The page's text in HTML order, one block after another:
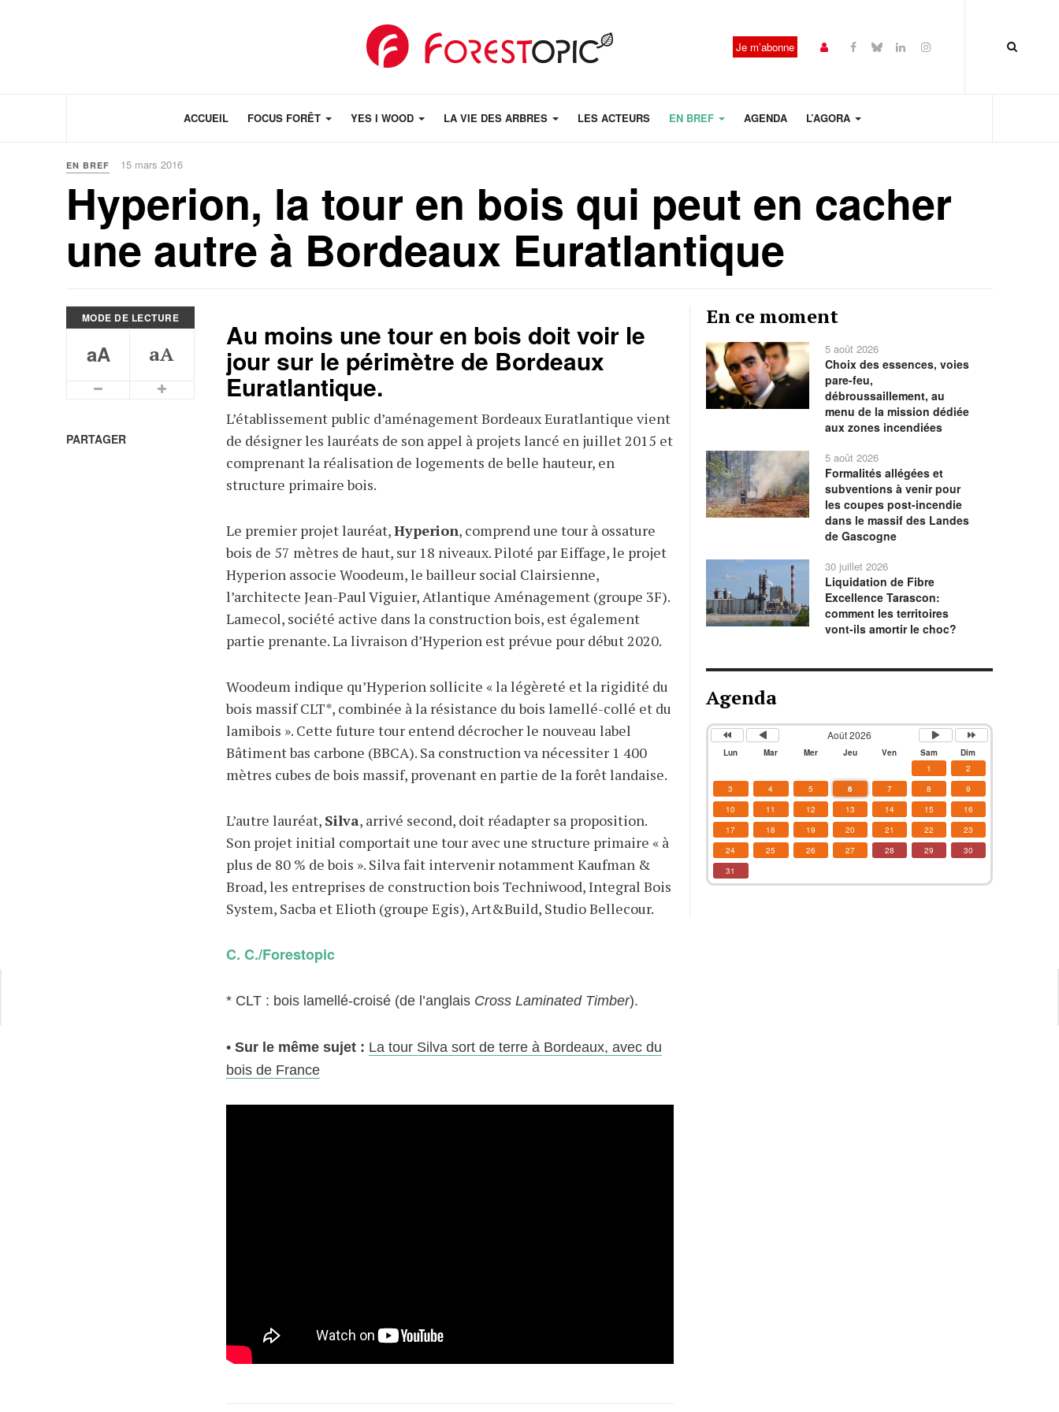
Je m’abonne
ACCUEIL FOCUS FORÊT YES I WOOD LA VIE DES ARBRES LES ACTEURS EN BREF AGENDA L’AGORA
EN BREF 15 mars 2016
Hyperion, la tour en bois qui peut en cacher
une autre à Bordeaux Euratlantique
MODE DE LECTURE
aA aA
Plus petits caractèresPlus grands caractères
PARTAGER
Au moins une tour en bois doit voir le
jour sur le périmètre de Bordeaux
Euratlantique.
L’établissement public d’aménagement Bordeaux Euratlantique vient
de désigner les lauréats de son appel à projets lancé en juillet 2015 et
comprenant la réalisation de logements de belle hauteur, en
structure primaire bois.
Le premier projet lauréat,Hyperion, comprend une tour à ossature
bois de 57 mètres de haut, sur 18 niveaux. Piloté par Eiffage, le projet
Hyperion associe Woodeum, le bailleur social Clairsienne,
l’architecte Jean-Paul Viguier, Atlantique Aménagement (groupe 3F).
Lamecol, société active dans la construction bois, est également
partie prenante. La livraison d’Hyperion est prévue pour début 2020.
Woodeum indique qu’Hyperion sollicite « la légèreté et la rigidité du
bois massif CLT*, combinée à la résistance du bois lamellé-collé et du
lamibois ». Cette future tour entend décrocher le nouveau label
Bâtiment bas carbone (BBCA). Sa construction va nécessiter 1 400
mètres cubes de bois massif, provenant en partie de la forêt landaise.
L’autre lauréat, Silva, arrivé second, doit réadapter sa proposition.
Son projet initial comportait une tour avec une structure primaire « à
plus de 80 % de bois ». Silva fait intervenir notamment Kaufman &
Broad, les entreprises de construction bois Techniwood, Integral Bois
System, Sacba et Elioth (groupe Egis), Art&Build, Studio Bellecour.
C. C./Forestopic
* CLT : bois lamellé-croisé (de l’anglais Cross Laminated Timber).
• Sur le même sujet : La tour Silva sort de terre à Bordeaux, avec du
bois de France
En ce moment
5 août 2026
Choix des essences, voies
pare-feu,
débroussaillement, au
menu de la mission dédiée
aux zones incendiées
5 août 2026
Formalités allégées et
subventions à venir pour
les coupes post-incendie
dans le massif des Landes
de Gascogne
30 juillet 2026
Liquidation de Fibre
Excellence Tarascon:
comment les territoires
vont-ils amortir le choc?
Agenda
précédenteprécédent
Août 2026
Lun Mar Mer Jeu Ven Sam
Dim
1
2
3
4 5 6 7 8
9
10
11 12 13 14 15
16
17
18 19 20 21 22
23
24
25 26 27 28 29
30
31